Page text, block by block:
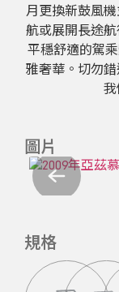
月更換新鼓風
航或展開長途
平穩舒適的駕
雅奢華。切勿
我
圖片
規格